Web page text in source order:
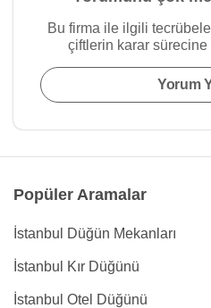
Bu firma ile ilgili
çiftlerin karar sürecine
Yorum
Popüler Aramalar
İstanbul Düğün Mekanları
İstanbul Kır Düğünü
İstanbul Otel Düğünü